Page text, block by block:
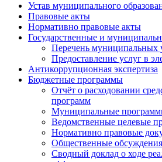
Устав муниципального
Правовые акты
Нормативно правовые акты
Государственные и
Перечень муниципальных
Предоставление услуг в
Антикоррупционная экспертиза
Бюджетные программы
Отчёт о расходовании
программ
Муниципальные
Ведомственные целевые
Нормативно правовые
Общественные обсуждения
Сводный доклад о ходе